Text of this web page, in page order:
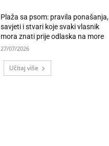
Plaža sa psom: pravila ponašanja,
savjeti i stvari koje svaki vlasnik
mora znati prije odlaska na more
27/07/2026
Učitaj više